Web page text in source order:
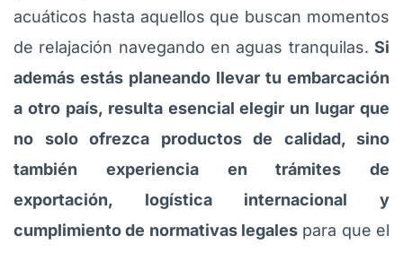
acuáticos hasta aquellos que buscan momentos
de relajación navegando en aguas tranquilas. Si
además estás planeando llevar tu embarcación
a otro país, resulta esencial elegir un lugar que
no solo ofrezca productos de calidad, sino
también experiencia en trámites de
exportación, logística internacional y
cumplimiento de normativas legales para que el